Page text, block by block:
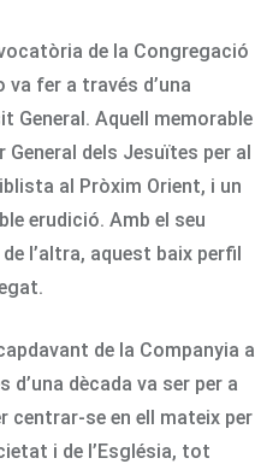
de la Congregació
va fer a través d’una
General. Aquell memorable
dels Jesuïtes per al
al Pròxim Orient, i un
erudició. Amb el seu
l’altra, aquest baix perfil
de la Companyia a
dècada va ser per a
centrar-se en ell mateix per
i de l’Església, tot